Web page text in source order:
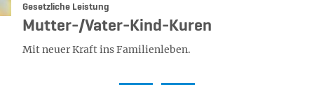
Kategorie:
Gesetzliche Leistung
Mutter-/Vater-Kind-Kuren
Mit neuer Kraft ins Familienleben.